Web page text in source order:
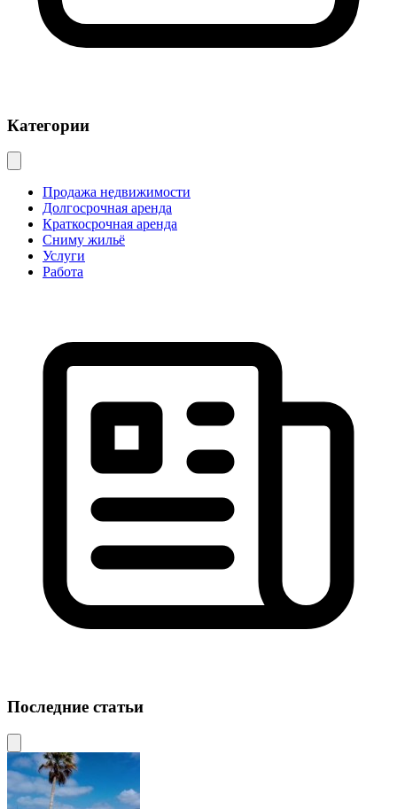
Категории
Продажа недвижимости
Долгосрочная аренда
Краткосрочная аренда
Сниму жильё
Услуги
Работа
Последние статьи